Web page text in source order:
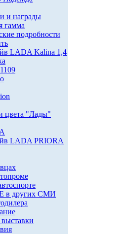
и награды
гамма
подробности
LADA Kalina 1,4
цвета "Лады"
LADA PRIORA
в других СМИ